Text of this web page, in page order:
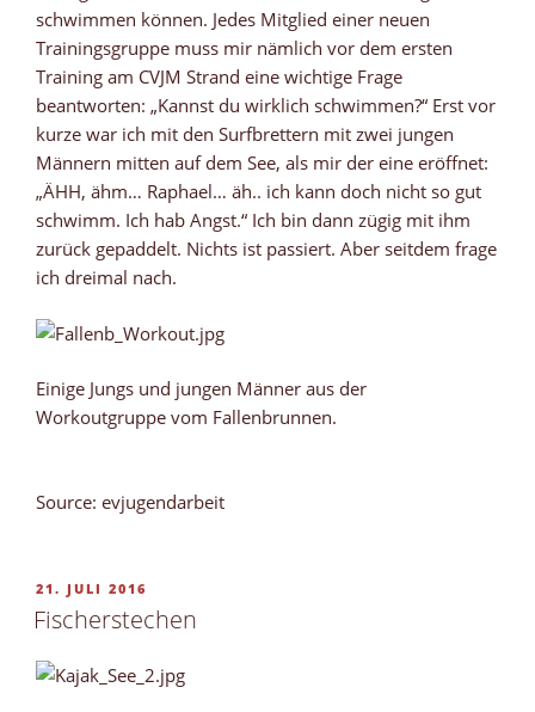
schwimmen können. Jedes Mitglied einer neuen
Trainingsgruppe muss mir nämlich vor dem ersten
Training am CVJM Strand eine wichtige Frage
beantworten: „Kannst du wirklich schwimmen?“ Erst vor
kurze war ich mit den Surfbrettern mit zwei jungen
Männern mitten auf dem See, als mir der eine eröffnet:
„ÄHH, ähm… Raphael… äh.. ich kann doch nicht so gut
schwimm. Ich hab Angst.“ Ich bin dann zügig mit ihm
zurück gepaddelt. Nichts ist passiert. Aber seitdem frage
ich dreimal nach.
Einige Jungs und jungen Männer aus der
Workoutgruppe vom Fallenbrunnen.
Source: evjugendarbeit
VERÖFFENTLICHT
AM
21. JULI 2016
Fischerstechen